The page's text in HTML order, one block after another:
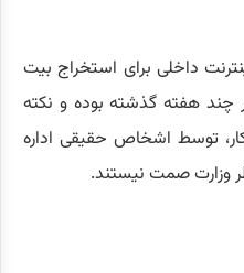
داخلی برای استخراج بیت
چند هفته گذشته بوده و نکته
توسط اشخاص حقیقی اداره
وزارت صمت نیستند.